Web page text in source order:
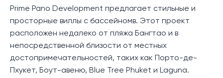
Prime Pano Development предлагает стильные и
просторные виллы с бассейномв. Этот проект
расположен недалеко от пляжа Бангтао и в
непосредственной близости от местных
достопримечательностей, таких как Порто-де-
Пхукет, Боут-авеню, Blue Tree Phuket и Laguna.